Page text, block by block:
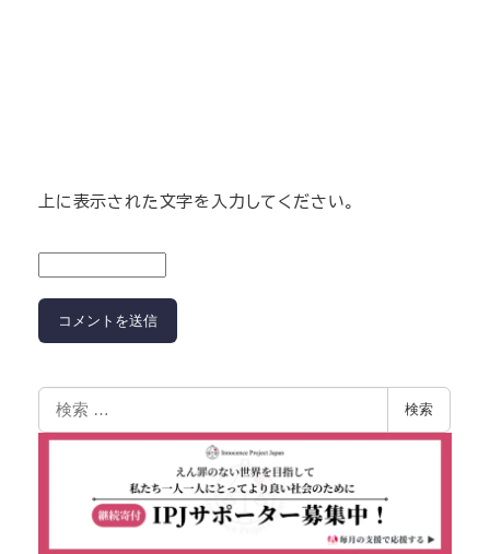
上に表示された文字を入力してください。
検索